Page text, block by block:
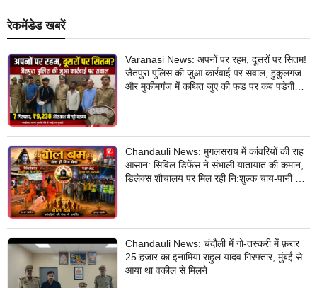
रेकमेंडेड खबरें
Varanasi News: अपनों पर रहम, दूसरों पर सितम!
जैतपुरा पुलिस की जुआ कार्रवाई पर सवाल, हुकुलगंज
और मुकीमगंज में कथित जुए की फड़ पर कब पड़ेगी
Chandauli News: मुगलसराय में कांवरियों की राह
आसान: सिविल डिफेंस ने संभाली यातायात की कमान,
डिलेक्स शौचालय पर मिल रही नि:शुल्क चाय-पानी की
Chandauli News: चंदौली में गो-तस्करी में फ़रार
25 हजार का इनामिया राहुल यादव गिरफ्तार, मुंबई से
आया था वकील से मिलने